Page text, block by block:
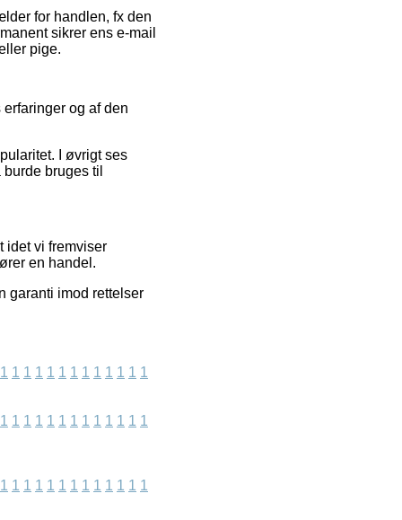
for handlen, fx den
sikrer ens e-mail
pige.
og af den
I øvrigt ses
bruges til
idet vi fremviser
en handel.
garanti imod rettelser
1 1 1 1 1 1 1 1 1 1 1 1 1
1 1 1 1 1 1 1 1 1 1 1 1 1
1 1 1 1 1 1 1 1 1 1 1 1 1